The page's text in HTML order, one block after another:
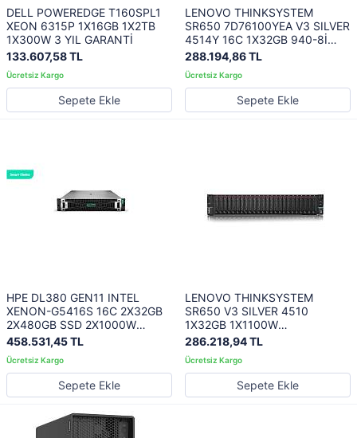
DELL POWEREDGE T160SPL1
XEON 6315P 1X16GB 1X2TB
1X300W 3 YIL GARANTİ
133.607,58 TL
Sepete Ekle
LENOVO THINKSYSTEM
SR650 7D76100YEA V3 SILVER
4514Y 16C 1X32GB 940-8İ
4GB 1X1100W 3 YIL YERİNDE
GARANTİ
288.194,86 TL
Sepete Ekle
HPE DL380 GEN11 INTEL
XENON-G5416S 16C 2X32GB
2X480GB SSD 2X1000W
P81784-425
458.531,45 TL
Sepete Ekle
LENOVO THINKSYSTEM
SR650 V3 SILVER 4510
1X32GB 1X1100W
7D76A065EA 3 YIL YERİNDE
GARANTİ
286.218,94 TL
Sepete Ekle